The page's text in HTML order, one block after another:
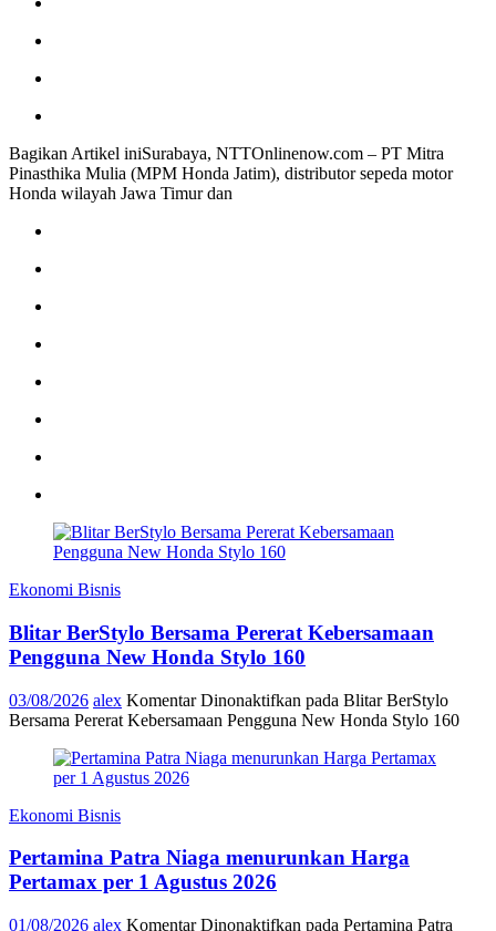
Bagikan Artikel iniSurabaya, NTTOnlinenow.com – PT Mitra
Pinasthika Mulia (MPM Honda Jatim), distributor sepeda motor
Honda wilayah Jawa Timur dan
Ekonomi Bisnis
Blitar BerStylo Bersama Pererat Kebersamaan
Pengguna New Honda Stylo 160
03/08/2026 alex Komentar Dinonaktifkan pada Blitar BerStylo
Bersama Pererat Kebersamaan Pengguna New Honda Stylo 160
Ekonomi Bisnis
Pertamina Patra Niaga menurunkan Harga
Pertamax per 1 Agustus 2026
01/08/2026 alex Komentar Dinonaktifkan pada Pertamina Patra